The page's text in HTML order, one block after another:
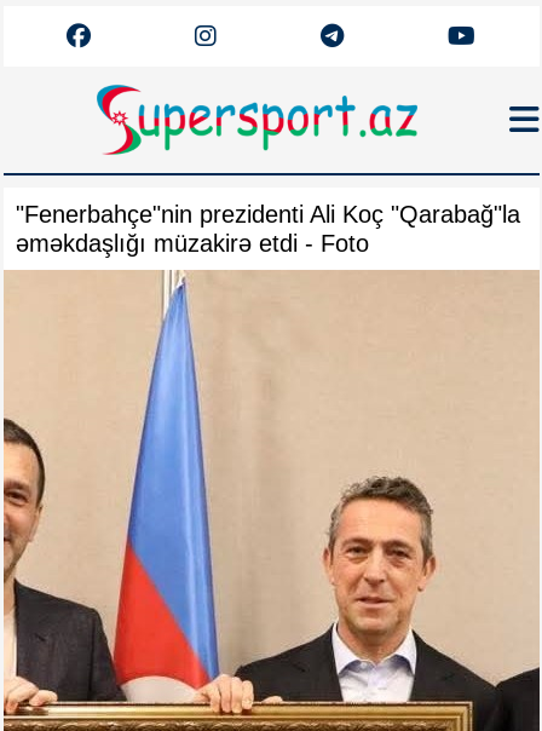
Əlaqə
Arxiv
Premyer Liqa
Superliqa
Canlı
Arena
Ulduz
Yazarlar
Eksklüziv
"Fenerbahçe"nin prezidenti Ali Koç "Qarabağ"la
əməkdaşlığı müzakirə etdi - Foto